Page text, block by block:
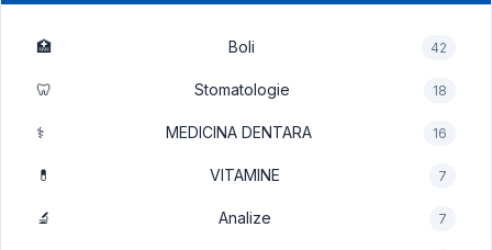
🏥 Boli 42
🦷 Stomatologie 18
⚕️ MEDICINA DENTARA 16
💊 VITAMINE 7
🔬 Analize 7